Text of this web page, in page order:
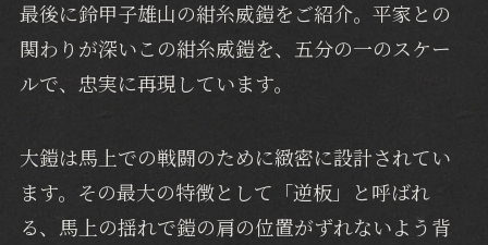
最後に鈴甲子雄山の紺糸威鎧をご紹介。平家との
関わりが深いこの紺糸威鎧を、五分の一のスケー
ルで、忠実に再現しています。
大鎧は馬上での戦闘のために緻密に設計されてい
ます。その最大の特徴として「逆板」と呼ばれ
る、馬上の揺れで鎧の肩の位置がずれないよう背